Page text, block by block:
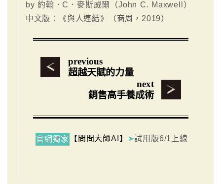
by 約翰．C．麥斯威爾（John C. Maxwell）
中文版：《與人連結》（商周，2019）
previous
超越天賦的力量
next
銷售高手養成術
官網獨家 【問問大師AI】 ➤試用版6/1上線